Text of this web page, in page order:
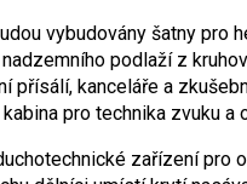
vybudovány šatny pro
podlaží z
přísálí, kanceláře a
pro technika zvuku a
zařízení pro